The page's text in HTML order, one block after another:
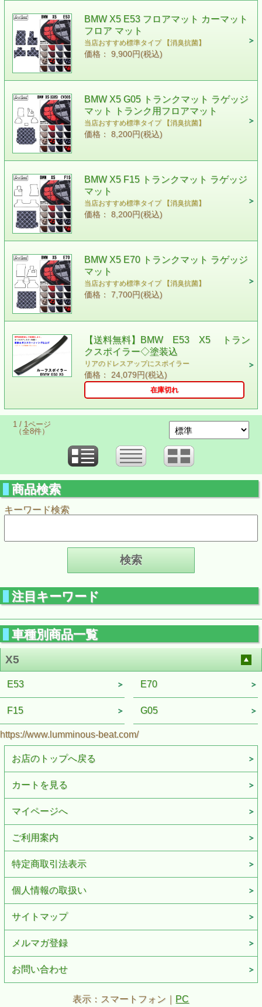
BMW X5 E53 フロアマット カーマット
フロア マット
当店おすすめ標準タイプ 【消臭抗菌】
価格： 9,900円(税込)
BMW X5 G05 トランクマット ラゲッジ
マット トランク用フロアマット
当店おすすめ標準タイプ 【消臭抗菌】
価格： 8,200円(税込)
BMW X5 F15 トランクマット ラゲッジ
マット
当店おすすめ標準タイプ 【消臭抗菌】
価格： 8,200円(税込)
BMW X5 E70 トランクマット ラゲッジ
マット
当店おすすめ標準タイプ 【消臭抗菌】
価格： 7,700円(税込)
【送料無料】BMW E53 X5 トラン
クスポイラー◇塗装込
リアのドレスアップにスポイラー
価格： 24,079円(税込)
在庫切れ
1 / 1ページ
（全8件）
商品検索
キーワード検索
注目キーワード
車種別商品一覧
X5
E53
F15
E70
G05
https://www.lumminous-beat.com/
お店のトップへ戻る
カートを見る
マイページへ
ご利用案内
特定商取引法表示
個人情報の取扱い
サイトマップ
メルマガ登録
お問い合わせ
表示：スマートフォン｜ PC